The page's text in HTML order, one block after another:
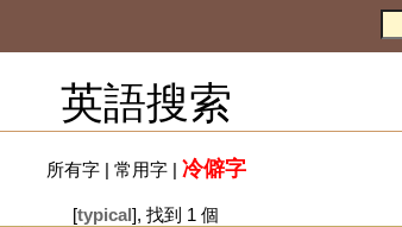
英語搜索
所有字| 常用字| 冷僻字
[typical], 找到 1 個